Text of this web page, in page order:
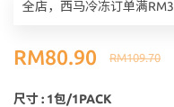
全店，西马冷冻订单满
RM109.70
RM80.90
尺寸: 1包/1PACK